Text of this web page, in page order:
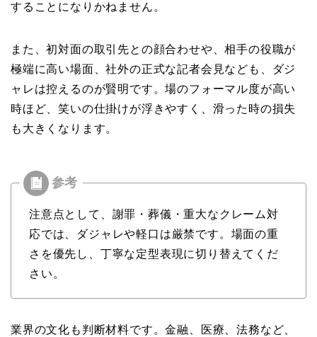
することになりかねません。
また、初対面の取引先との顔合わせや、相手の役職が
極端に高い場面、社外の正式な記者会見なども、ダジ
ャレは控えるのが賢明です。場のフォーマル度が高い
時ほど、笑いの仕掛けが浮きやすく、滑った時の損失
も大きくなります。
注意点として、謝罪・葬儀・重大なクレーム対
応では、ダジャレや軽口は厳禁です。場面の重
さを優先し、丁寧な定型表現に切り替えてくだ
さい。
業界の文化も判断材料です。金融、医療、法務など、